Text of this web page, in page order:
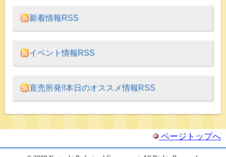
新着情報RSS
イベント情報RSS
直売所発!!本日のオススメ情報RSS
ページトップへ